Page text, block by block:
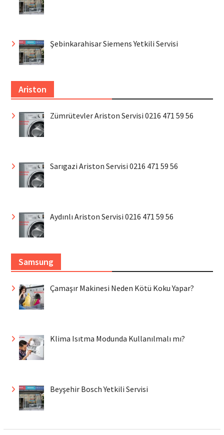
Şebinkarahisar Siemens Yetkili Servisi
Ariston
Zümrütevler Ariston Servisi 0216 471 59 56
Sarıgazi Ariston Servisi 0216 471 59 56
Aydınlı Ariston Servisi 0216 471 59 56
Samsung
Çamaşır Makinesi Neden Kötü Koku Yapar?
Klima Isıtma Modunda Kullanılmalı mı?
Beyşehir Bosch Yetkili Servisi